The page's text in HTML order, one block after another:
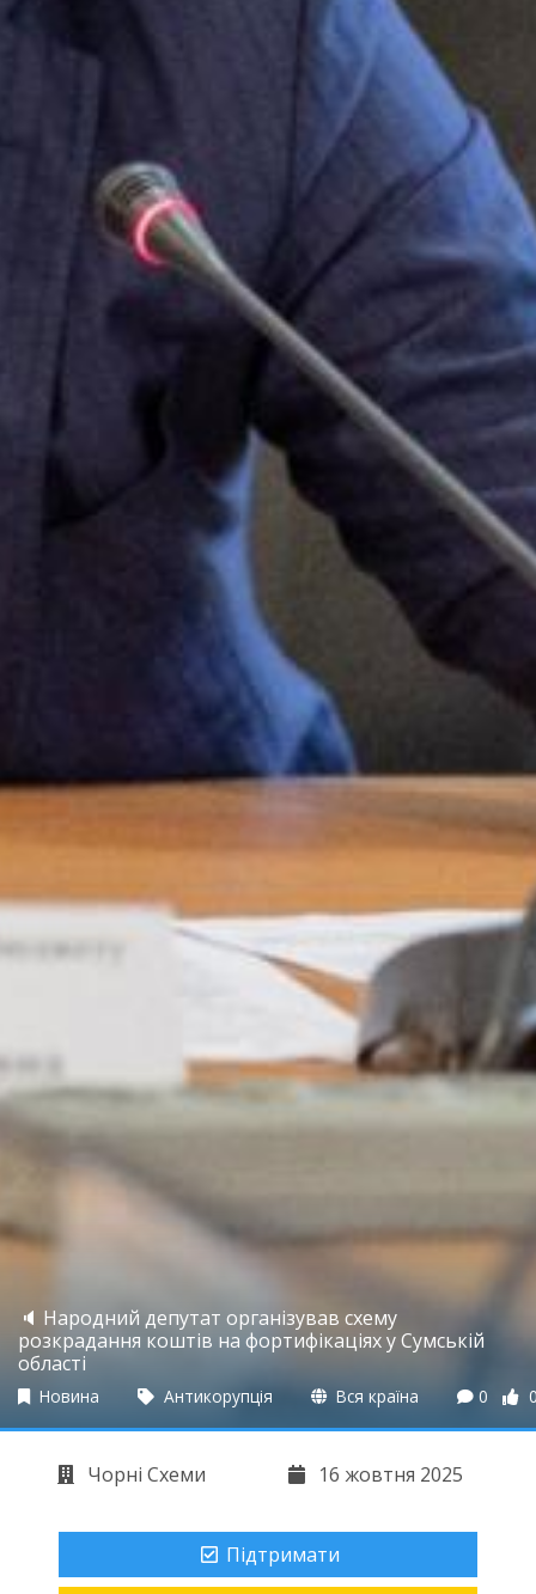
🔈 Народний депутат організував схему
розкрадання коштів на фортифікаціях у Сумській
області
Новина Антикорупція Вся країна 0
Чорні Схеми 16 жовтня 2025
Підтримати